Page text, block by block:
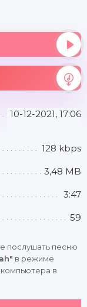
10-12-2021, 17:06
128 kbps
3,48 MB
3:47
59
послушать песню
в режиме
в